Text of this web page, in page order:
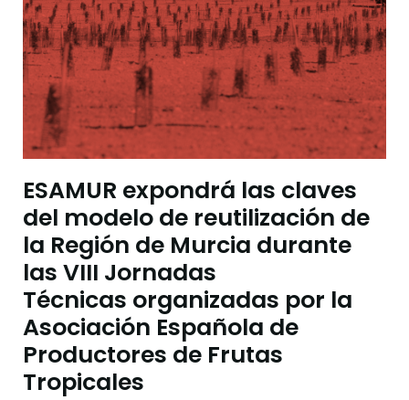
ESAMUR expondrá las claves
del modelo de reutilización de
la Región de Murcia durante
las VIII Jornadas
Técnicas organizadas por la
Asociación Española de
Productores de Frutas
Tropicales